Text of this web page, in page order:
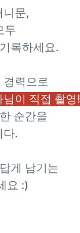
니문,
두
록하세요.
경력으로
님이 직접 촬영!
순간을
다.
게 남기는
요 :)